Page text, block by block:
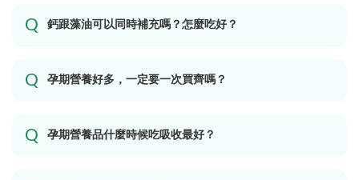
鈣跟藻油可以同時補充嗎？怎麼吃好？
孕期營養好多，一定要一次買齊嗎？
孕期營養品什麼時候吃吸收最好？